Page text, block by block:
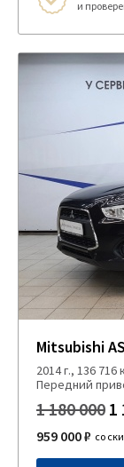
и
Mitsubishi
2014 г., 136
Передний
1 180 000 1
959 000 ₽ со